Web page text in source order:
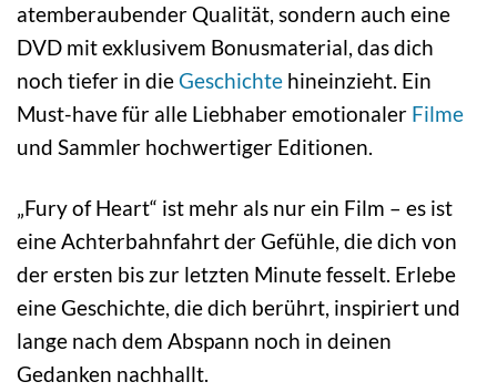
atemberaubender Qualität, sondern auch eine
DVD mit exklusivem Bonusmaterial, das dich
noch tiefer in dieGeschichte hineinzieht. Ein
Must-have für alle Liebhaber emotionaler Filme
und Sammler hochwertiger Editionen.
„Fury of Heart“ ist mehr als nur ein Film – es ist
eine Achterbahnfahrt der Gefühle, die dich von
der ersten bis zur letzten Minute fesselt. Erlebe
eine Geschichte, die dich berührt, inspiriert und
lange nach dem Abspann noch in deinen
Gedanken nachhallt.